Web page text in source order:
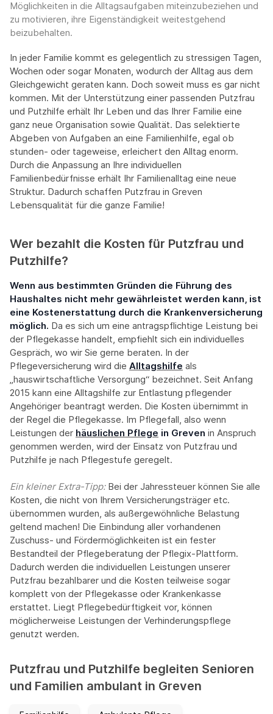
Möglichkeiten in die Alltagsaufgaben miteinzubeziehen und
zu motivieren, ihre Eigenständigkeit weitestgehend
beizubehalten.
In jeder Familie kommt es gelegentlich zu stressigen Tagen,
Wochen oder sogar Monaten, wodurch der Alltag aus dem
Gleichgewicht geraten kann. Doch soweit muss es gar nicht
kommen. Mit der Unterstützung einer passenden Putzfrau
und Putzhilfe erhält Ihr Leben und das Ihrer Familie eine
ganz neue Organisation sowie Qualität. Das selektierte
Abgeben von Aufgaben an eine Familienhilfe, egal ob
stunden- oder tageweise, erleichert den Alltag enorm.
Durch die Anpassung an Ihre individuellen
Familienbedürfnisse erhält Ihr Familienalltag eine neue
Struktur. Dadurch schaffen Putzfrau in Greven
Lebensqualität für die ganze Familie!
Wer bezahlt die Kosten für Putzfrau und
Putzhilfe?
Wenn aus bestimmten Gründen die Führung des
Haushaltes nicht mehr gewährleistet werden kann, ist
eine Kostenerstattung durch die Krankenversicherung
möglich. Da es sich um eine antragspflichtige Leistung bei
der Pflegekasse handelt, empfiehlt sich ein individuelles
Gespräch, wo wir Sie gerne beraten. In der
Pflegeversicherung wird die Alltagshilfe als
„hauswirtschaftliche Versorgung“ bezeichnet. Seit Anfang
2015 kann eine Alltagshilfe zur Entlastung pflegender
Angehöriger beantragt werden. Die Kosten übernimmt in
der Regel die Pflegekasse. Im Pflegefall, also wenn
Leistungen der häuslichen Pflege in Greven in Anspruch
genommen werden, wird der Einsatz von Putzfrau und
Putzhilfe je nach Pflegestufe geregelt.
Ein kleiner Extra-Tipp:‍ Bei der Jahressteuer können Sie alle
Kosten, die nicht von Ihrem Versicherungsträger etc.
übernommen wurden, als außergewöhnliche Belastung
geltend machen! Die Einbindung aller vorhandenen
Zuschuss- und Fördermöglichkeiten ist ein fester
Bestandteil der Pflegeberatung der Pflegix-Plattform.
Dadurch werden die individuellen Leistungen unserer
Putzfrau bezahlbarer und die Kosten teilweise sogar
komplett von der Pflegekasse oder Krankenkasse
erstattet. Liegt Pflegebedürftigkeit vor, können
möglicherweise Leistungen der Verhinderungspflege
genutzt werden.
Putzfrau und Putzhilfe begleiten Senioren
und Familien ambulant in Greven